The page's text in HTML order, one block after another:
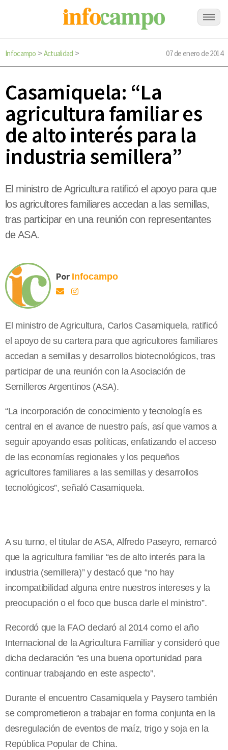
Infocampo > Actualidad > 07 de enero de 2014
Casamiquela: “La
agricultura familiar es
de alto interés para la
industria semillera”
El ministro de Agricultura ratificó el apoyo para que
los agricultores familiares accedan a las semillas,
tras participar en una reunión con representantes
de ASA.
Por Infocampo
El ministro de Agricultura, Carlos Casamiquela, ratificó
el apoyo de su cartera para que agricultores familiares
accedan a semillas y desarrollos biotecnológicos, tras
participar de una reunión con la Asociación de
Semilleros Argentinos (ASA).
“La incorporación de conocimiento y tecnología es
central en el avance de nuestro país, así que vamos a
seguir apoyando esas políticas, enfatizando el acceso
de las economías regionales y los pequeños
agricultores familiares a las semillas y desarrollos
tecnológicos”, señaló Casamiquela.
A su turno, el titular de ASA, Alfredo Paseyro, remarcó
que la agricultura familiar “es de alto interés para la
industria (semillera)” y destacó que “no hay
incompatibilidad alguna entre nuestros intereses y la
preocupación o el foco que busca darle el ministro”.
Recordó que la FAO declaró al 2014 como el año
Internacional de la Agricultura Familiar y consideró que
dicha declaración “es una buena oportunidad para
continuar trabajando en este aspecto”.
Durante el encuentro Casamiquela y Paysero también
se comprometieron a trabajar en forma conjunta en la
desregulación de eventos de maíz, trigo y soja en la
República Popular de China.